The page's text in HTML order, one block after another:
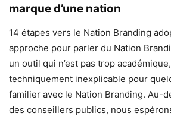
marque d’une nation
14 étapes vers le Nation Branding
approche pour parler du Nation
un outil qui n’est pas trop
techniquement inexplicable pour
familier avec le Nation Branding. Au-
des conseillers publics, nous